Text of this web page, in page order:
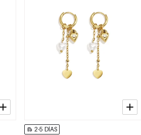
2-5 DÍAS